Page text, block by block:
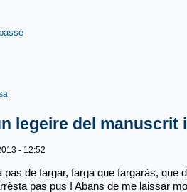
legeire del manuscrit
- 12:52
pas de fargar, farga que fargaràs, que
pas pus ! Abans de me laissar